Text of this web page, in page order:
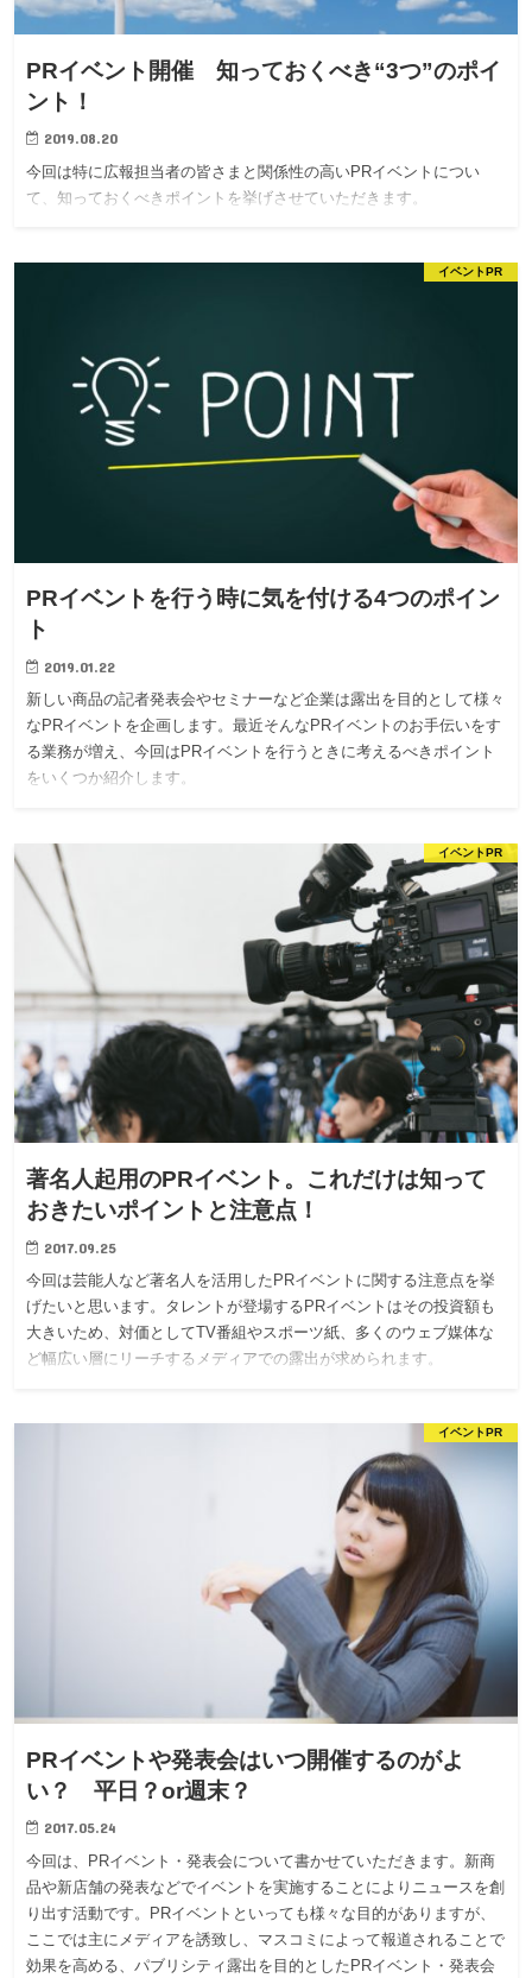
PRイベント開催 知っておくべき“3つ”のポイ
ント！
2019.08.20
今回は特に広報担当者の皆さまと関係性の高いPRイベントについ
て、知っておくべきポイントを挙げさせていただきます。
イベントPR
PRイベントを行う時に気を付ける4つのポイン
ト
2019.01.22
新しい商品の記者発表会やセミナーなど企業は露出を目的として様々
なPRイベントを企画します。最近そんなPRイベントのお手伝いをす
る業務が増え、今回はPRイベントを行うときに考えるべきポイント
をいくつか紹介します。
イベントPR
著名人起用のPRイベント。これだけは知って
おきたいポイントと注意点！
2017.09.25
今回は芸能人など著名人を活用したPRイベントに関する注意点を挙
げたいと思います。タレントが登場するPRイベントはその投資額も
大きいため、対価としてTV番組やスポーツ紙、多くのウェブ媒体な
ど幅広い層にリーチするメディアでの露出が求められます。
イベントPR
PRイベントや発表会はいつ開催するのがよ
い？ 平日？or週末？
2017.05.24
今回は、PRイベント・発表会について書かせていただきます。新商
品や新店舗の発表などでイベントを実施することによりニュースを創
り出す活動です。PRイベントといっても様々な目的がありますが、
ここでは主にメディアを誘致し、マスコミによって報道されることで
効果を高める、パブリシティ露出を目的としたPRイベント・発表会